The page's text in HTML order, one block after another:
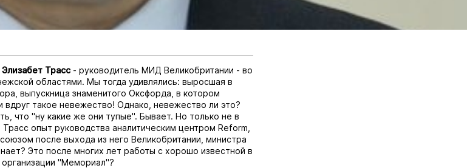
Элизабет Трасс- руководитель МИД Великобритании - во
областями. Мы тогда удивлялись: выросшая в
выпускница знаменитого Оксфорда, в котором
вдруг такое невежество! Однако, невежество ли это?
что "ну какие же они тупые". Бывает. Но только не в
опыт руководства аналитическим центром Reform,
после выхода из него Великобритании, министра
Это после многих лет работы с хорошо известной в
"Мемориал"?